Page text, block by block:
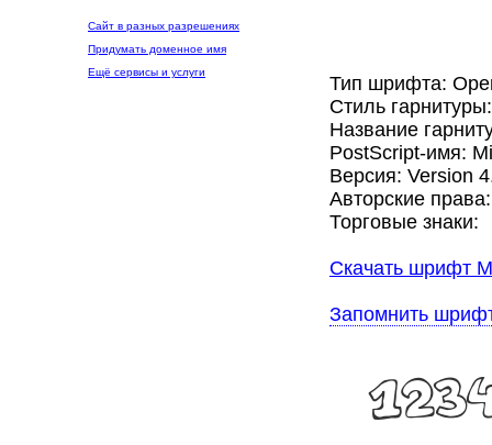
Сайт в разных разрешениях
Придумать доменное имя
Ещё сервисы и услуги
Тип шрифта:
Стиль
Название
PostScript-имя:
Версия: Version
Авторские права:
Торговые знаки:
Скачать шрифт
Запомнить